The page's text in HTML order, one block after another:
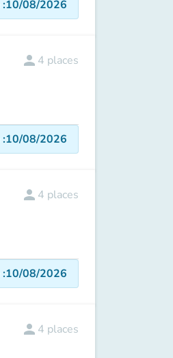
:10/08/2026
person 4 places
:10/08/2026
person 4 places
:10/08/2026
person 4 places